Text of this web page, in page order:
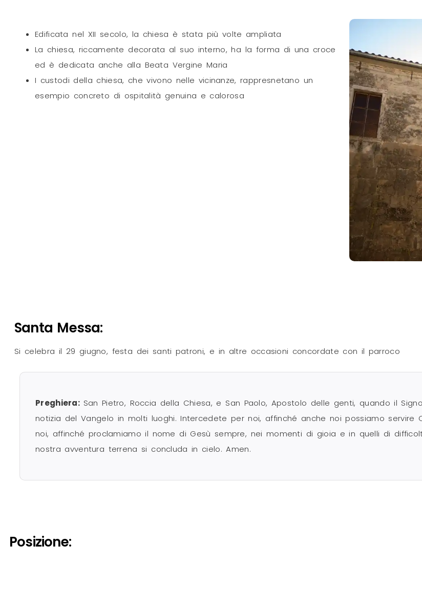
Edificata nel XII secolo, la chiesa è stata più volte ampliata
La chiesa, riccamente decorata al suo interno, ha la forma di una croce
ed è dedicata anche alla Beata Vergine Maria
I custodi della chiesa, che vivono nelle vicinanze, rappresnetano un
esempio concreto di ospitalità genuina e calorosa
Santa Messa:
Si celebra il 29 giugno, festa dei santi patroni, e in altre occasioni concordate con il parroco
Preghiera: San Pietro, Roccia della Chiesa, e San Paolo, Apostolo delle genti, quando il
notizia del Vangelo in molti luoghi. Intercedete per noi, affinché anche noi possiamo
noi, affinché proclamiamo il nome di Gesù sempre, nei momenti di gioia e in quelli di
nostra avventura terrena si concluda in cielo. Amen.
Posizione: